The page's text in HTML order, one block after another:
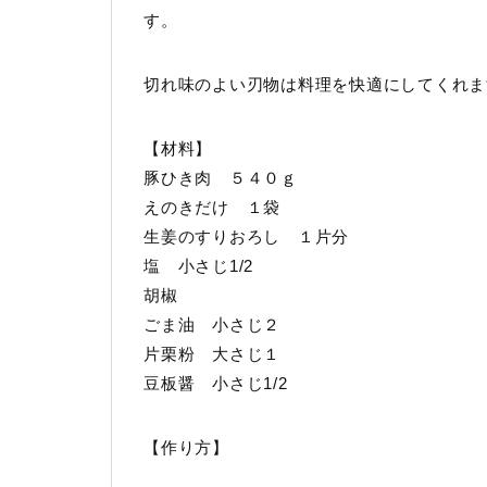
す。
切れ味のよい刃物は料理を快適にしてくれ
【材料】
豚ひき肉 ５４０ｇ
えのきだけ １袋
生姜のすりおろし １片分
塩 小さじ1/2
胡椒
ごま油 小さじ２
片栗粉 大さじ１
豆板醤 小さじ1/2
【作り方】